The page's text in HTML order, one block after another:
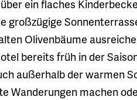
ein flaches
großzügige
Olivenbäume
bereits früh in der
außerhalb der warmen
Wanderungen machen